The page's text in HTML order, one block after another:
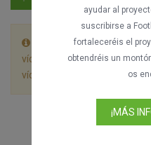
Este partido está
vídeo se reproduzca hasta
vídeo empezará
ayudar al
suscribirse a
fortaleceréis el
obtendréis un
os
¡MÁS